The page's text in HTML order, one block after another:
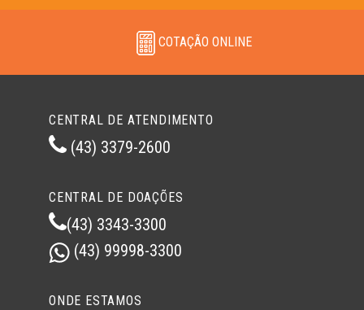
COTAÇÃO ONLINE
CENTRAL DE ATENDIMENTO
(43) 3379-2600
CENTRAL DE DOAÇÕES
(43) 3343-3300
(43) 99998-3300
ONDE ESTAMOS